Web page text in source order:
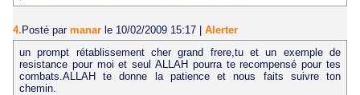
4.Posté par manar le 10/02/2009 15:17 | Alerter
un prompt rétablissement cher grand frere,tu et un exemple de
resistance pour moi et seul ALLAH pourra te recompensé pour tes
combats.ALLAH te donne la patience et nous faits suivre ton
chemin.